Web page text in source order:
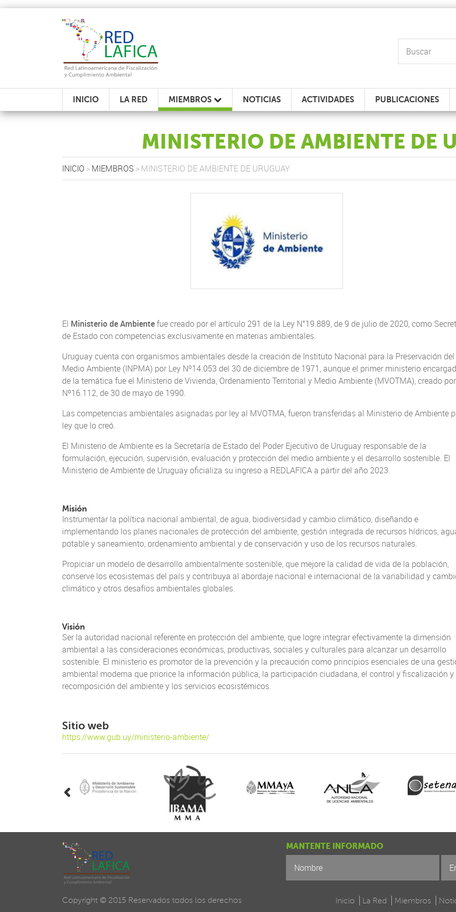
INICIO LA RED MIEMBROS NOTICIAS ACTIVIDADES PUBLICACIONES
MINISTERIO DE AMBIENTE DE
INICIO >MIEMBROS >MINISTERIO DE AMBIENTE DE URUGUAY
El Ministerio de Ambientefue creado por el artículo 291 de la Ley N°19.889, de 9 de julio de 2020, como
de Estado con competencias exclusivamente en materias ambientales.
Uruguay cuenta con organismos ambientales desde la creación de Instituto Nacional para la Preservación del
Medio Ambiente (INPMA) por Ley Nº14.053 del 30 de diciembre de 1971, aunque el primer ministerio
de la temática fue el Ministerio de Vivienda, Ordenamiento Territorial y Medio Ambiente (MVOTMA), creado
Nº16.112, de 30 de mayo de 1990.
Las competencias ambientales asignadas por ley al MVOTMA, fueron transferidas al Ministerio de Ambiente
ley que lo creó.
El Ministerio de Ambiente es la Secretaría de Estado del Poder Ejecutivo de Uruguay responsable de la
formulación, ejecución, supervisión, evaluación y protección del medio ambiente y el desarrollo sostenible. El
Ministerio de Ambiente de Uruguay oficializa su ingreso a REDLAFICA a partir del año 2023.
Misión
Instrumentar la política nacional ambiental, de agua, biodiversidad y cambio climático, diseñando e
implementando los planes nacionales de protección del ambiente, gestión integrada de recursos hídricos,
potable y saneamiento, ordenamiento ambiental y de conservación y uso de los recursos naturales.
Propiciar un modelo de desarrollo ambientalmente sostenible, que mejore la calidad de vida de la población,
conserve los ecosistemas del país y contribuya al abordaje nacional e internacional de la variabilidad y
climático y otros desafíos ambientales globales.
Visión
Ser la autoridad nacional referente en protección del ambiente, que logre integrar efectivamente la dimensión
ambiental a las consideraciones económicas, productivas, sociales y culturales para alcanzar un desarrollo
sostenible. El ministerio es promotor de la prevención y la precaución como principios esenciales de una
ambiental moderna que priorice la información pública, la participación ciudadana, el control y fiscalización y
recomposición del ambiente y los servicios ecosistémicos.
Sitio web
https://www.gub.uy/ministerio-ambiente/
i
MANTENTE INFORMADO
Inicio La Red Miembros
Copyright © 2015 Reservados todos los derechos